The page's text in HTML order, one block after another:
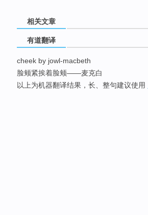
相关文章
有道翻译
cheek by jowl-macbeth
脸颊紧挨着脸颊——麦克白
以上为机器翻译结果，长、整句建议使用